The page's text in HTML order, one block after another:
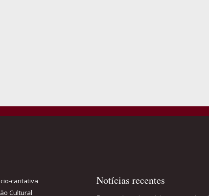
caritativa
Cultural
Notícias recentes